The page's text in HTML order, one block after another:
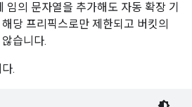
임의 문자열을 추가해도 자동 확장 기
당 프리픽스로만 제한되고 버킷의
습니다.
.